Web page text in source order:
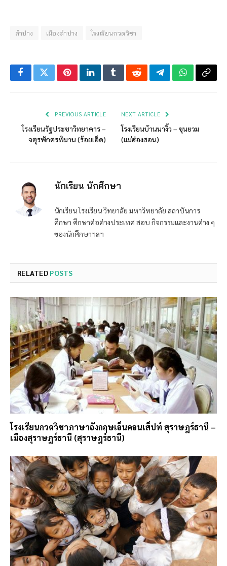
ลำปาง เมืองลำปาง โรงเรียนกวดวิชา
FacebookTwitterPinterestLinkedInTumblrRedditTelegramWhatsApp
Copy
PREVIOUS ARTICLE
โรงเรียนรัฐประชาวิทยาคาร –
จตุรพักตรพิมาน (ร้อยเอ็ด)
NEXT ARTICLE
โรงเรียนบ้านนางิ้ว – ขุนยวม
(แม่ฮ่องสอน)
นักเรียน นักศึกษา
นักเรียน โรงเรียน วิทยาลัย มหาวิทยาลัย สถาบันการ
ศึกษา ศึกษาต่อต่างประเทศ สอบ กิจกรรมและงานต่าง ๆ
ของนักศึกษาฯลฯ
RELATED POSTS
โรงเรียนกวดวิชาภาษาอังกฤษเอ็นคอนเส็ปท์ สุราษฎร์ธานี –
เมืองสุราษฎร์ธานี (สุราษฎร์ธานี)